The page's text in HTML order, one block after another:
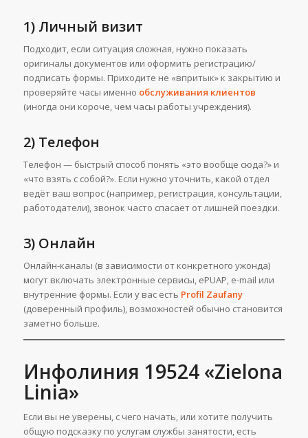
1) Личный визит
Подходит, если ситуация сложная, нужно показать
оригиналы документов или оформить регистрацию/
подписать формы. Приходите не «впритык» к закрытию и
проверяйте часы именно обслуживания клиентов
(иногда они короче, чем часы работы учреждения).
2) Телефон
Телефон — быстрый способ понять «это вообще сюда?» и
«что взять с собой?». Если нужно уточнить, какой отдел
ведёт ваш вопрос (например, регистрация, консультации,
работодатели), звонок часто спасает от лишней поездки.
3) Онлайн
Онлайн-каналы (в зависимости от конкретного ужонда)
могут включать электронные сервисы, ePUAP, e-mail или
внутренние формы. Если у вас есть Profil Zaufany
(доверенный профиль), возможностей обычно становится
заметно больше.
Инфолиния 19524 «Zielona
Linia»
Если вы не уверены, с чего начать, или хотите получить
общую подсказку по услугам службы занятости, есть